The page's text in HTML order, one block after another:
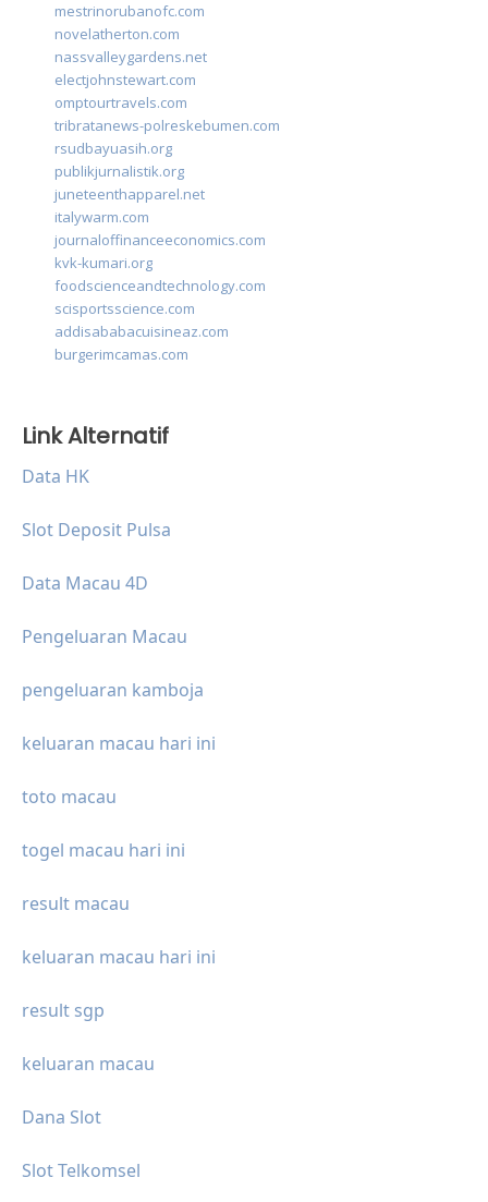
mestrinorubanofc.com
novelatherton.com
nassvalleygardens.net
electjohnstewart.com
omptourtravels.com
tribratanews-polreskebumen.com
rsudbayuasih.org
publikjurnalistik.org
juneteenthapparel.net
italywarm.com
journaloffinanceeconomics.com
kvk-kumari.org
foodscienceandtechnology.com
scisportsscience.com
addisababacuisineaz.com
burgerimcamas.com
Link Alternatif
Data HK
Slot Deposit Pulsa
Data Macau 4D
Pengeluaran Macau
pengeluaran kamboja
keluaran macau hari ini
toto macau
togel macau hari ini
result macau
keluaran macau hari ini
result sgp
keluaran macau
Dana Slot
Slot Telkomsel